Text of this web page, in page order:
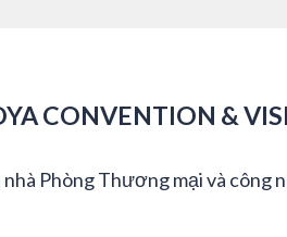
CONVENTION &
nhà Phòng Thương mại và công